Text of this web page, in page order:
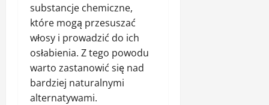
substancje chemiczne,
które mogą przesuszać
włosy i prowadzić do ich
osłabienia. Z tego powodu
warto zastanowić się nad
bardziej naturalnymi
alternatywami.